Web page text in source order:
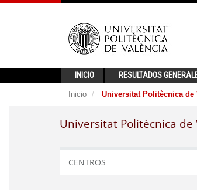
INICIO RESULTADOS
Inicio Universitat Politècnica de
Universitat Politècnica de
CENTROS